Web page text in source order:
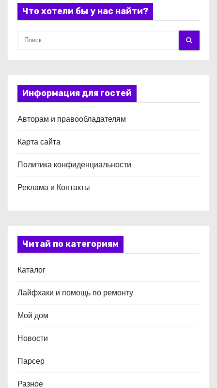
Что хотели бы у нас найти?
Информация для гостей
Авторам и правообладателям
Карта сайта
Политика конфиденциальности
Реклама и Контакты
Читай по категориям
Каталог
Лайфхаки и помощь по ремонту
Мой дом
Новости
Парсер
Разное